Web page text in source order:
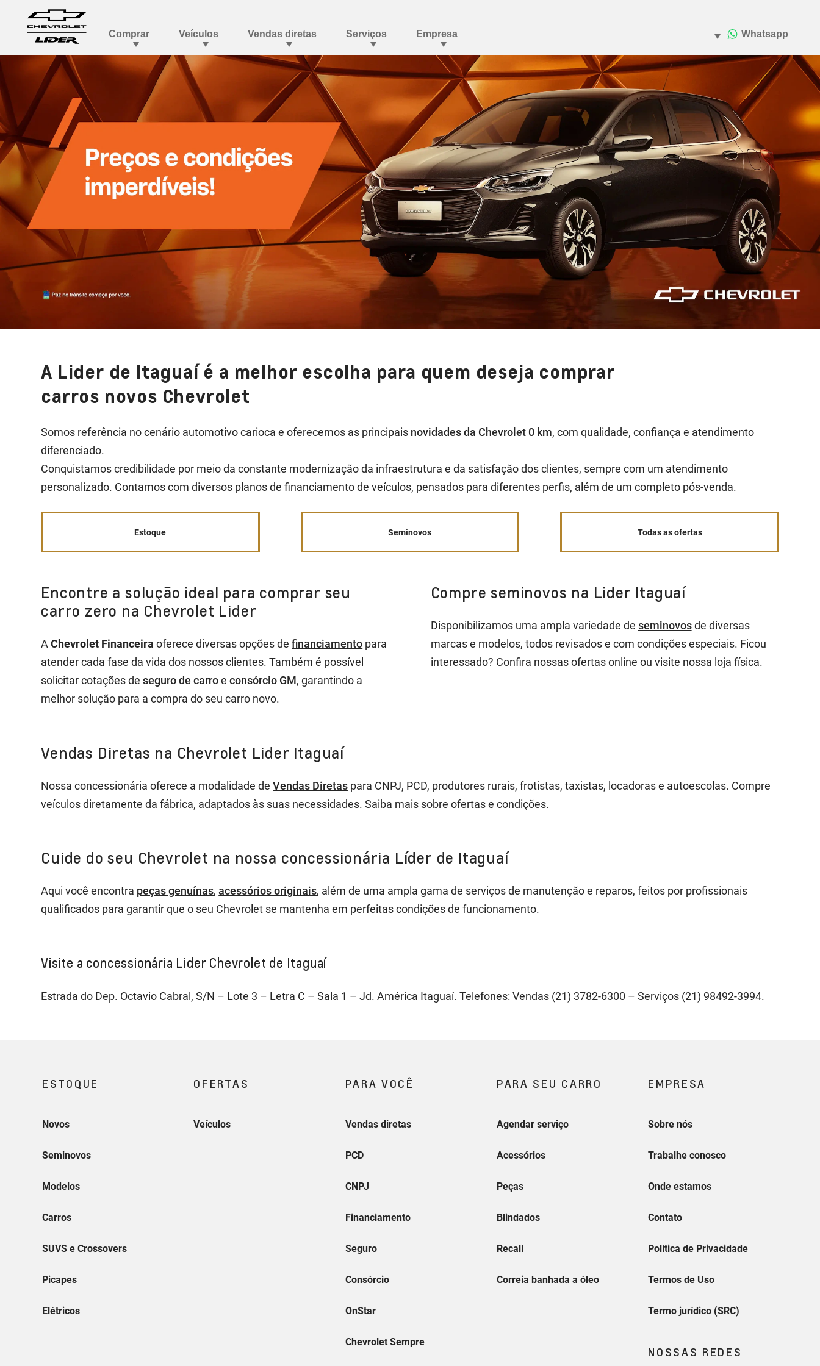
A Lider de Itaguaí é a melhor escolha para quem deseja comprar
carros novos Chevrolet
Somos referência no cenário automotivo carioca e oferecemos as principais novidades da Chevrolet 0 km, com qualidade, confiança e atendimento
diferenciado.
Conquistamos credibilidade por meio da constante modernização da infraestrutura e da satisfação dos clientes, sempre com um atendimento
personalizado. Contamos com diversos planos de financiamento de veículos, pensados para diferentes perfis, além de um completo pós-venda.
Estoque Seminovos Todas as ofertas
Encontre a solução ideal para comprar seu
carro zero na Chevrolet Lider
AChevrolet Financeira oferece diversas opções definanciamento para
atender cada fase da vida dos nossos clientes. Também é possível
solicitar cotações deseguro de carroeconsórcio GM, garantindo a
melhor solução para a compra do seu carro novo.
Compre seminovos na Lider Itaguaí
Disponibilizamos uma ampla variedade de seminovosde diversas
marcas e modelos, todos revisados e com condições especiais. Ficou
interessado? Confira nossas ofertas online ou visite nossa loja física.
Vendas Diretas na Chevrolet Lider Itaguaí
Nossa concessionária oferece a modalidade deVendas Diretas para CNPJ, PCD, produtores rurais, frotistas, taxistas, locadoras e autoescolas. Compre
veículos diretamente da fábrica, adaptados às suas necessidades. Saiba mais sobre ofertas e condições.
Cuide do seu Chevrolet na nossa concessionária Líder de Itaguaí
Aqui você encontra peças genuínas,acessórios originais, além de uma ampla gama de serviços de manutenção e reparos, feitos por profissionais
qualificados para garantir que o seu Chevrolet se mantenha em perfeitas condições de funcionamento.
Visite a concessionária Lider Chevrolet de Itaguaí
Estrada do Dep. Octavio Cabral, S/N – Lote 3 – Letra C – Sala 1 – Jd. América Itaguaí. Telefones: Vendas (21) 3782-6300 – Serviços (21) 98492-3994.